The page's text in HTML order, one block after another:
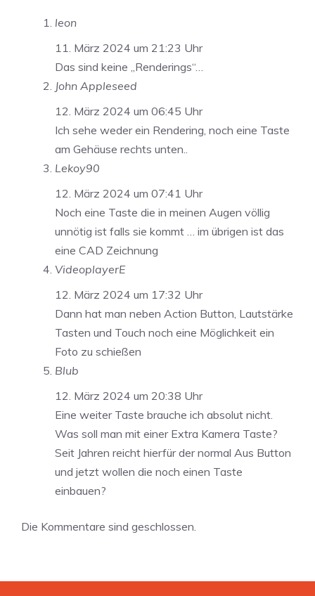
leon
11. März 2024 um 21:23 Uhr
Das sind keine „Renderings“…
John Appleseed
12. März 2024 um 06:45 Uhr
Ich sehe weder ein Rendering, noch eine Taste
am Gehäuse rechts unten..
Lekoy90
12. März 2024 um 07:41 Uhr
Noch eine Taste die in meinen Augen völlig
unnötig ist falls sie kommt … im übrigen ist das
eine CAD Zeichnung
VideoplayerE
12. März 2024 um 17:32 Uhr
Dann hat man neben Action Button, Lautstärke
Tasten und Touch noch eine Möglichkeit ein
Foto zu schießen
Blub
12. März 2024 um 20:38 Uhr
Eine weiter Taste brauche ich absolut nicht.
Was soll man mit einer Extra Kamera Taste?
Seit Jahren reicht hierfür der normal Aus Button
und jetzt wollen die noch einen Taste
einbauen?
Die Kommentare sind geschlossen.